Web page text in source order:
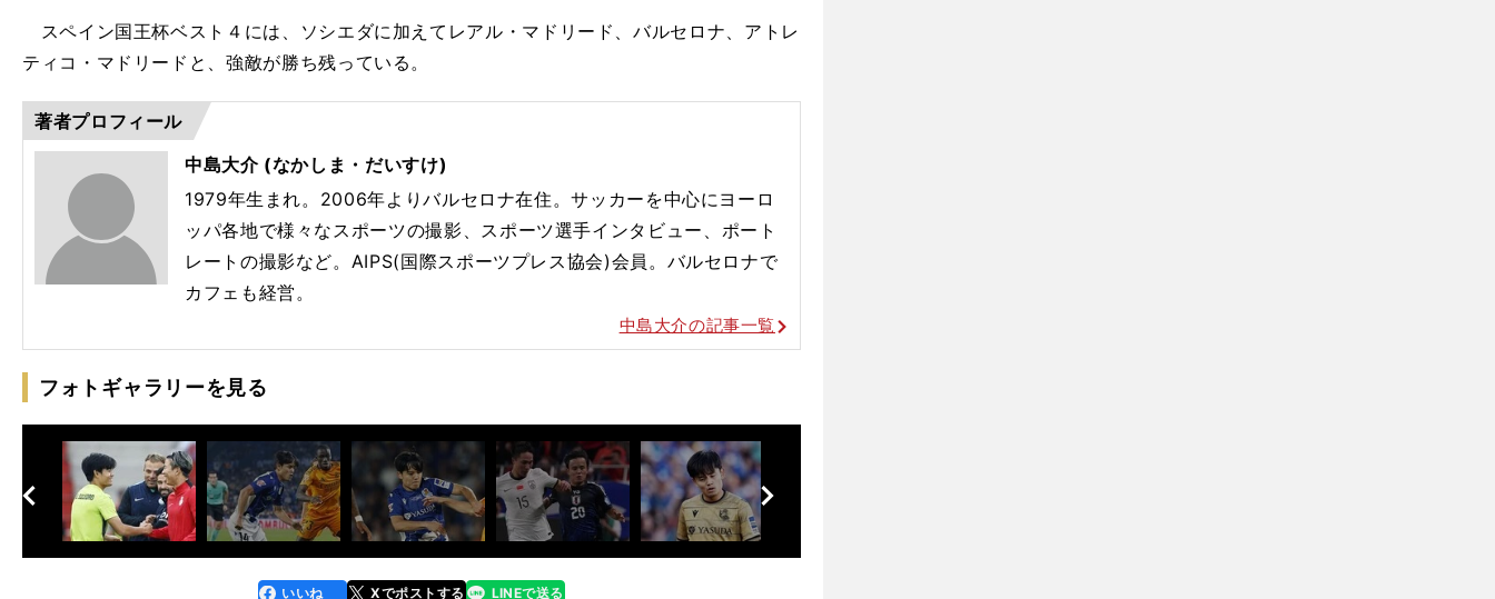
スペイン国王杯ベスト４には、ソシエダに加えてレアル・マドリード、バルセロナ、アトレ
ティコ・マドリードと、強敵が勝ち残っている。
著者プロフィール
中島大介 (なかしま・だいすけ)
1979年生まれ。2006年よりバルセロナ在住。サッカーを中心にヨーロ
ッパ各地で様々なスポーツの撮影、スポーツ選手インタビュー、ポート
レートの撮影など。AIPS(国際スポーツプレス協会)会員。バルセロナで
カフェも経営。
中島大介の記事一覧
フォトギャラリーを見る
次
へ
前
へ
faceboo
いいね Xでポストする
line LINEで送る
？
、